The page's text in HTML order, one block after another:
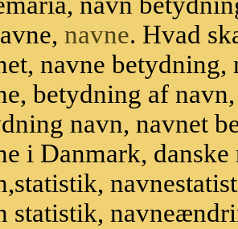
navne. Hvad
navne
betydning af
navn, navnet
i Danmark,
statistik,